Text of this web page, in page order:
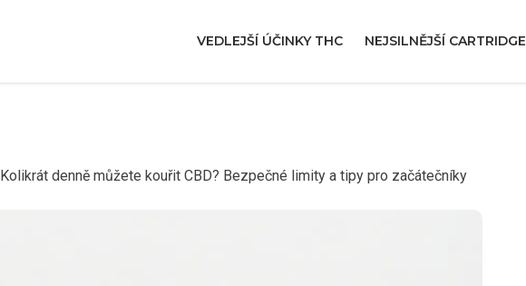
VEDLEJŠÍ ÚČINKY THC NEJSILNĚJŠÍ CARTRIDGE
Kolikrát denně můžete kouřit CBD? Bezpečné limity a tipy pro začátečníky